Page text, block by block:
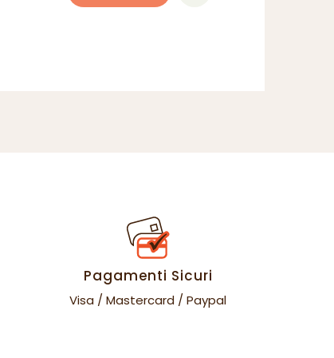
Pagamenti Sicuri
Visa / Mastercard / Paypal